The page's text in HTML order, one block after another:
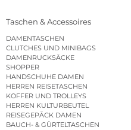
Taschen & Accessoires
DAMENTASCHEN
CLUTCHES UND MINIBAGS
DAMENRUCKSÄCKE
SHOPPER
HANDSCHUHE DAMEN
HERREN REISETASCHEN
KOFFER UND TROLLEYS
HERREN KULTURBEUTEL
REISEGEPÄCK DAMEN
BAUCH- & GÜRTELTASCHEN